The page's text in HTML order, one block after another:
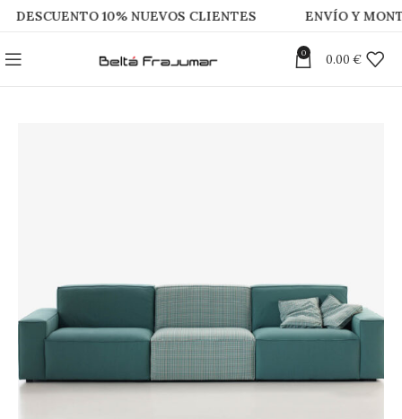
10% NUEVOS CLIENTES ENVÍO Y MONTAJE
0 0.00 €